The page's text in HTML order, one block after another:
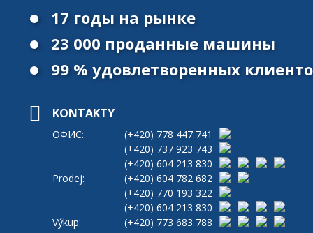
17 годы на рынке
23 000 проданные машины
99 % удовлетворенных
KONTAKTY
ОФИС: (+420) 778 447 741
(+420) 737 923 743
(+420) 604 213 830
Prodej:
(+420) 604 782 682
(+420) 770 193 322
(+420) 604 213 830
Výkup:
(+420) 773 683 788